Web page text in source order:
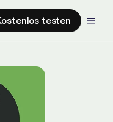
testen